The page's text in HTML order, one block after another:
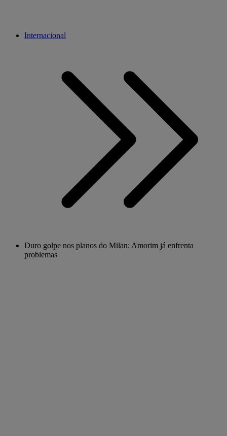
Internacional
Duro golpe nos planos do Milan: Amorim já enfrenta
problemas